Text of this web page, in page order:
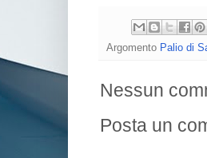
Argomento Palio di
Nessun
Posta un